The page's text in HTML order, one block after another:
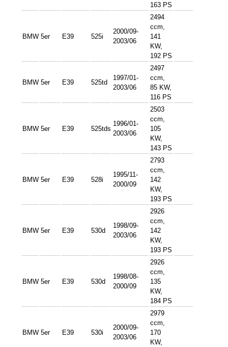
163 PS
BMW 5er E39 525i
2000/09-
2003/06
2494
ccm,
141
KW,
192 PS
BMW 5er E39 525td
1997/01-
2003/06
2497
ccm,
85 KW,
116 PS
BMW 5er E39 525tds
1996/01-
2003/06
2503
ccm,
105
KW,
143 PS
BMW 5er E39 528i
1995/11-
2000/09
2793
ccm,
142
KW,
193 PS
BMW 5er E39 530d
1998/09-
2003/06
2926
ccm,
142
KW,
193 PS
BMW 5er E39 530d
1998/08-
2000/09
2926
ccm,
135
KW,
184 PS
BMW 5er E39 530i
2000/09-
2003/06
2979
ccm,
170
KW,